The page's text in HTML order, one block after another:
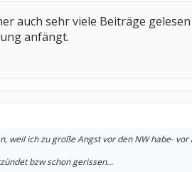
auch sehr viele Beiträge
anfängt.
weil ich zu große Angst vor den NW habe-
bzw schon gerissen...